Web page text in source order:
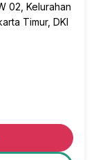
02, Kelurahan
Timur, DKI